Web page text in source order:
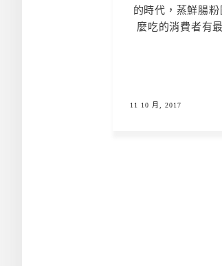
的時代，蒸鮮腸
麼吃的消費者有
11 10 月, 2017